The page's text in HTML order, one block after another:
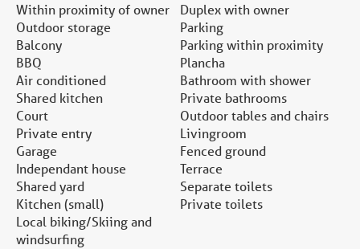
Within proximity of owner
Outdoor storage
Balcony
BBQ
Air conditioned
Shared kitchen
Court
Private entry
Garage
Independant house
Shared yard
Kitchen (small)
Local biking/Skiing and
windsurfing
Duplex with owner
Parking
Parking within proximity
Plancha
Bathroom with shower
Private bathrooms
Outdoor tables and chairs
Livingroom
Fenced ground
Terrace
Separate toilets
Private toilets